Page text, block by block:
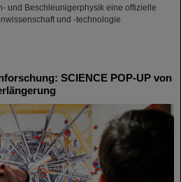
und Beschleunigerphysik eine offizielle
und -technologie.
SCIENCE POP-UP von